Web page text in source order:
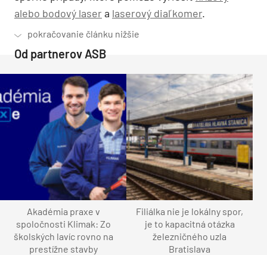
alebo bodový laser a laserový diaľkomer.
Od partnerov ASB
Akadémia praxe v
spoločnosti Klimak: Zo
školských lavíc rovno na
prestížne stavby
Filiálka nie je lokálny spor,
je to kapacitná otázka
železničného uzla
Bratislava